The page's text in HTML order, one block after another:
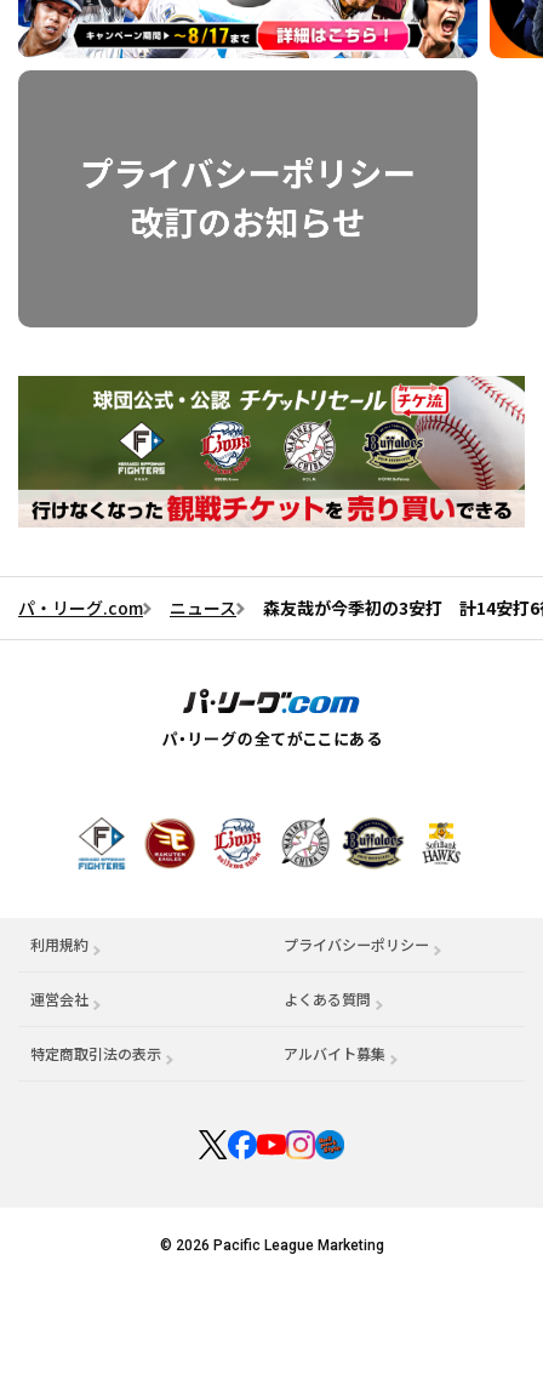
パ・リーグ.com ニュース 森友哉が今季初の3安打 計14安打6
利用規約 プライバシーポリシー
運営会社 （別ウィンドウで開く） よくある質問
特定商取引法の表示 アルバイト募集 （別ウィンドウで開く
© 2026 Pacific League Marketing